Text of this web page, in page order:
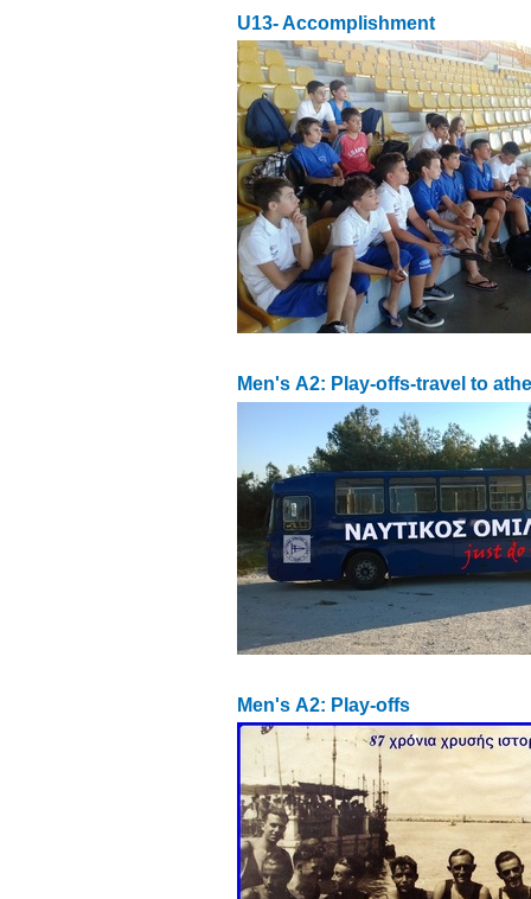
U13- Accomplishment
Men's Α2: Play-offs-travel to
Men's Α2: Play-offs